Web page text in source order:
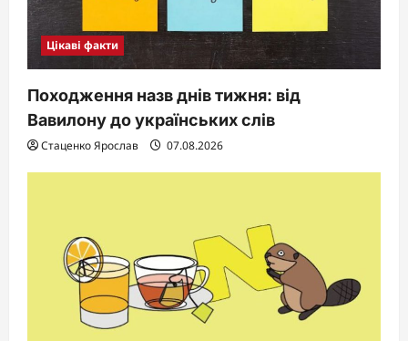
Цікаві факти
Походження назв днів тижня: від
Вавилону до українських слів
Стаценко Ярослав 07.08.2026